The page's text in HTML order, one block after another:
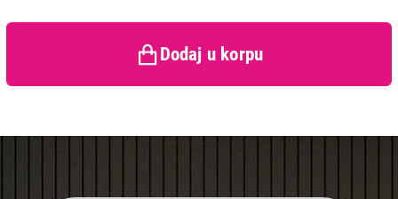
kupaca po osnovu zakona o
Dodaj u korpu
PRODUŽNI KABLOVI